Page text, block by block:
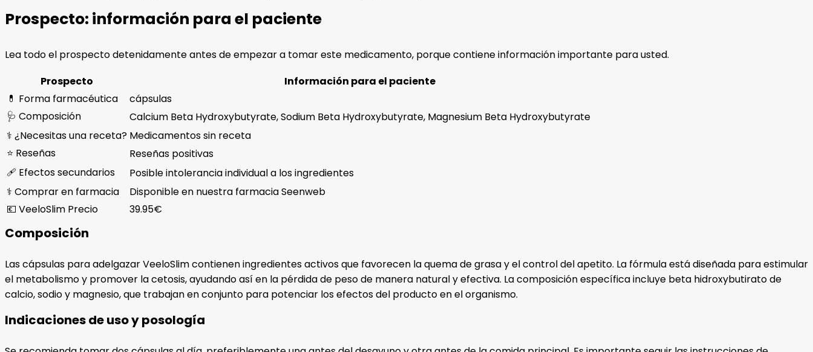
Prospecto: información para el paciente
Lea todo el prospecto detenidamente antes de empezar a tomar este medicamento, porque contiene información importante para usted.
Prospecto
Información para el paciente
💊 Forma farmacéutica
cápsulas
🩺 Composición
Calcium Beta Hydroxybutyrate, Sodium Beta Hydroxybutyrate, Magnesium Beta Hydroxybutyrate
⚕️ ¿Necesitas una receta? Medicamentos sin receta
⭐ Reseñas
Reseñas positivas
🩹 Efectos secundarios
Posible intolerancia individual a los ingredientes
⚕️ Comprar en farmacia
Disponible en nuestra farmacia Seenweb
💶 VeeloSlim Precio
39.95€
Composición
Las cápsulas para adelgazar VeeloSlim contienen ingredientes activos que favorecen la quema de grasa y el control del apetito. La fórmula está diseñada para estimular
el metabolismo y promover la cetosis, ayudando así en la pérdida de peso de manera natural y efectiva. La composición específica incluye beta hidroxybutirato de
calcio, sodio y magnesio, que trabajan en conjunto para potenciar los efectos del producto en el organismo.
Indicaciones de uso y posología